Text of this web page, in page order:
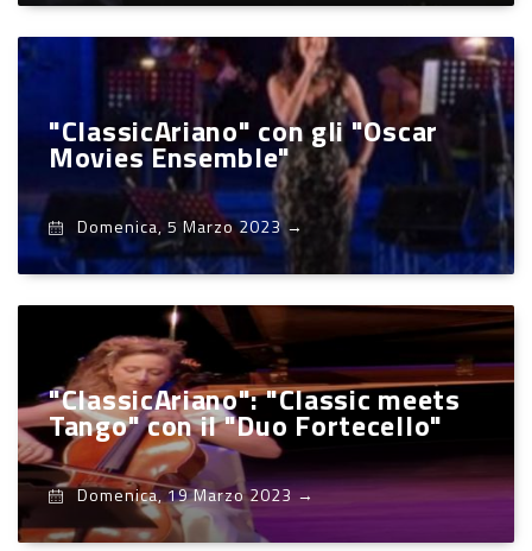
"ClassicAriano" con gli "Oscar
Movies Ensemble"
Domenica, 5 Marzo 2023→
"ClassicAriano": "Classic meets
Tango" con il "Duo Fortecello"
Domenica, 19 Marzo 2023→